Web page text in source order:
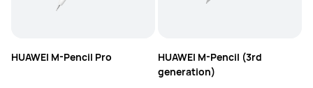
HUAWEI M-Pencil Pro
HUAWEI M-Pencil (3rd
generation)